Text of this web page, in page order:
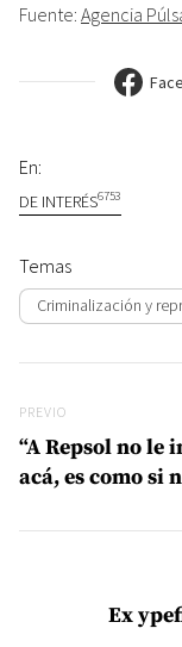
Fuente: Agencia
En:
DE INTERÉS6753
Temas
Criminalización y
Previo
PREVIO
“A Repsol no le
acá, es como si
Ex